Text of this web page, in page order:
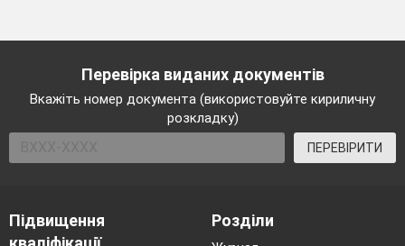
Перевірка виданих документів
Вкажіть номер документа (використовуйте кириличну
розкладку)
ПЕРЕВІРИТИ
Підвищення
Розділи